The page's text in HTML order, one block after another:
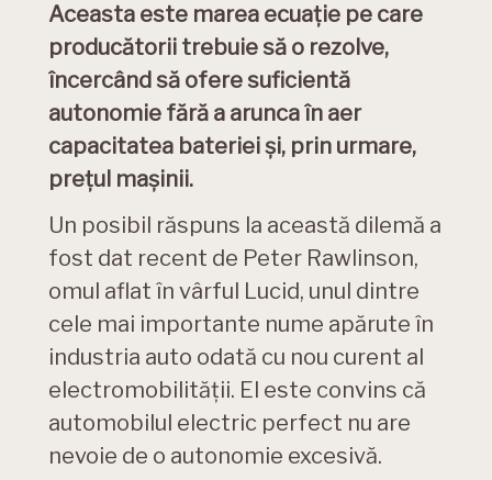
Aceasta este marea ecuație pe care
producătorii trebuie să o rezolve,
încercând să ofere suficientă
autonomie fără a arunca în aer
capacitatea bateriei și, prin urmare,
prețul mașinii.
Un posibil răspuns la această dilemă a
fost dat recent de Peter Rawlinson,
omul aflat în vârful Lucid, unul dintre
cele mai importante nume apărute în
industria auto odată cu nou curent al
electromobilității. El este convins că
automobilul electric perfect nu are
nevoie de o autonomie excesivă.